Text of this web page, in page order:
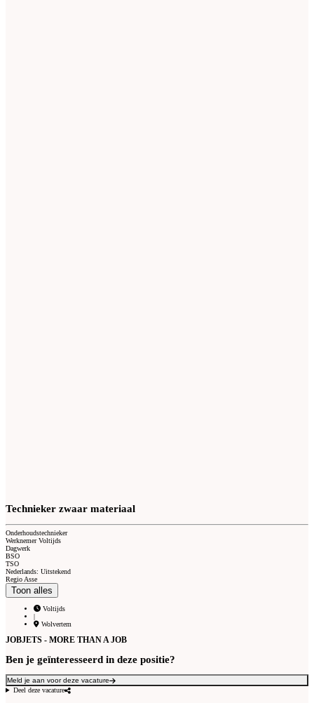
Technieker zwaar materiaal
Onderhoudstechnieker
Werknemer Voltijds
Dagwerk
BSO
TSO
Nederlands: Uitstekend
Regio Asse
Toon alles
Voltijds
|
Wolvertem
JOBJETS - MORE THAN A JOB
Ben je geïnteresseerd in deze positie?
Meld je aan voor deze vacature
Deel deze vacature